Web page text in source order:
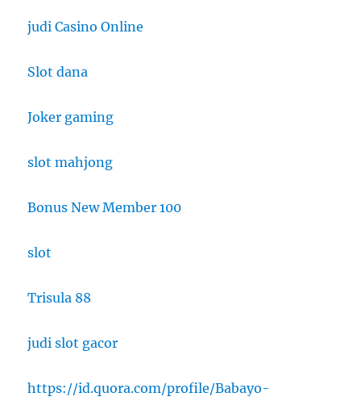
judi Casino Online
Slot dana
Joker gaming
slot mahjong
Bonus New Member 100
slot
Trisula 88
judi slot gacor
https://id.quora.com/profile/Babayo-